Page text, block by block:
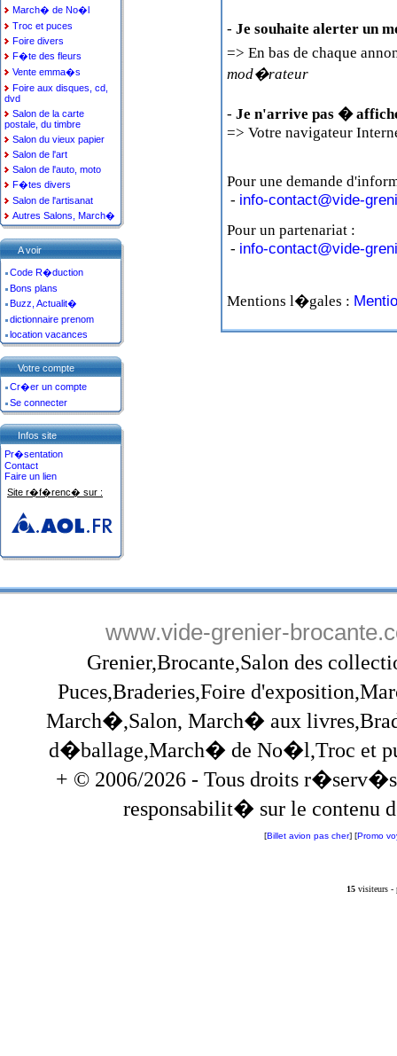
- Je souhaite alerter un
=> En bas de chaque
mod�rateur
- Je n'arrive pas �
=> Votre navigateur
Pour une demande
- info-contact@vide-
Pour un partenariat :
- info-contact@vide-
Mentions l�gales :
March� de No�l
Troc et puces
Foire divers
F�te des fleurs
Vente emma�s
Foire aux disques, cd,
dvd
Salon de la carte
postale, du timbre
Salon du vieux papier
Salon de l'art
Salon de l'auto, moto
F�tes divers
Salon de l'artisanat
Autres Salons, March�
A voir
Code R�duction
Bons plans
Buzz, Actualit�
dictionnaire prenom
location vacances
Votre compte
Cr�er un compte
Se connecter
Infos site
Pr�sentation
Contact
Faire un lien
Site r�f�renc� sur :
www.vide-grenier-
Grenier,Brocante,Salon des
Puces,Braderies,Foire
March�,Salon, March� aux
d�ballage,March� de No�l,Troc et
+ © 2006/2026 - Tous droits
responsabilit� sur le contenu
[Billet avion pas cher] [Promo
15 visiteurs -